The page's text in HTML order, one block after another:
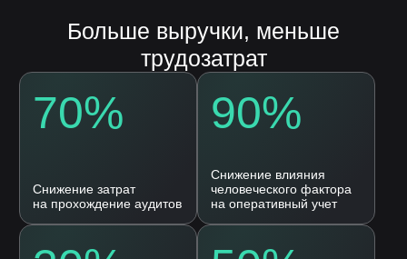
Согласие наобработку персональных
Оставить заявку